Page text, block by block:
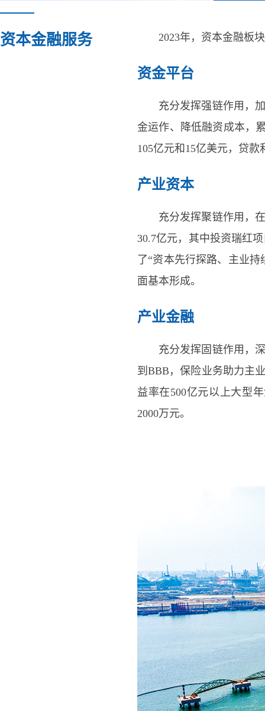
资本金融服务 2023年，资本金融板
资金平台
充分发挥强链作用，
金运作、降低融资成本，
105亿元和15亿美元，贷
产业资本
充分发挥聚链作用，
30.7亿元，其中投资瑞红
了“资本先行探路、主业
面基本形成。
产业金融
充分发挥固链作用，
到BBB，保险业务助力主
益率在500亿元以上大型
2000万元。